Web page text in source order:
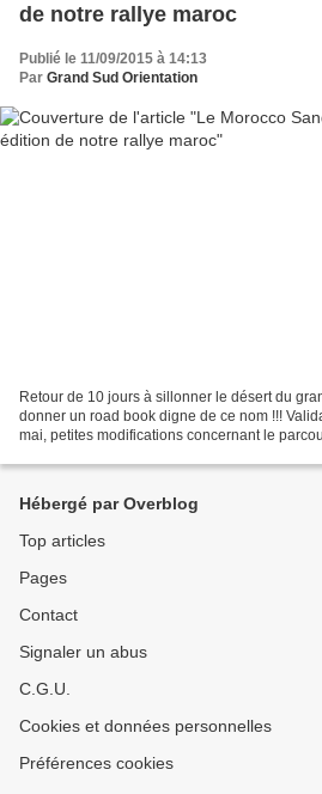
de notre rallye maroc
Publié le 11/09/2015 à 14:13
Par Grand Sud Orientation
Retour de 10 jours à sillonner le désert du
donner un road book digne de ce nom !!!
mai, petites modifications concernant le
Hébergé par Overblog
Top articles
Pages
Contact
Signaler un abus
C.G.U.
Cookies et données personnelles
Préférences cookies